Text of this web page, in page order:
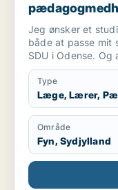
medarbejder
Jeg ønsker et
både at passe mit
SDU i Odense.
arbejdsplads.
Type
Læge, Lærer,
Område
Fyn, Sydjylland